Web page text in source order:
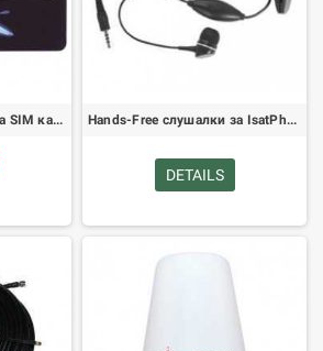
Thuraya IP предплатена SIM карта 30GB (заредена с 30GB) Hands-Free слушалки за IsatPhone Pro
DETAILS